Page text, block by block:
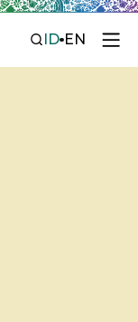
ID EN